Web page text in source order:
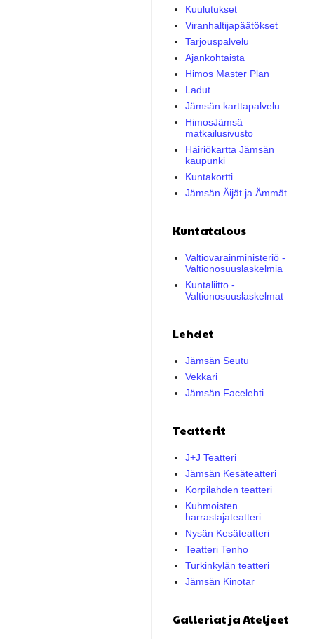
Kuulutukset
Viranhaltijapäätökset
Tarjouspalvelu
Ajankohtaista
Himos Master Plan
Ladut
Jämsän karttapalvelu
HimosJämsä
matkailusivusto
Häiriökartta Jämsän
kaupunki
Kuntakortti
Jämsän Äijät ja Ämmät
Kuntatalous
Valtiovarainministeriö -
Valtionosuuslaskelmia
Kuntaliitto -
Valtionosuuslaskelmat
Lehdet
Jämsän Seutu
Vekkari
Jämsän Facelehti
Teatterit
J+J Teatteri
Jämsän Kesäteatteri
Korpilahden teatteri
Kuhmoisten
harrastajateatteri
Nysän Kesäteatteri
Teatteri Tenho
Turkinkylän teatteri
Jämsän Kinotar
Galleriat ja Ateljeet